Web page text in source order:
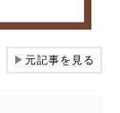
▶元記事を見る